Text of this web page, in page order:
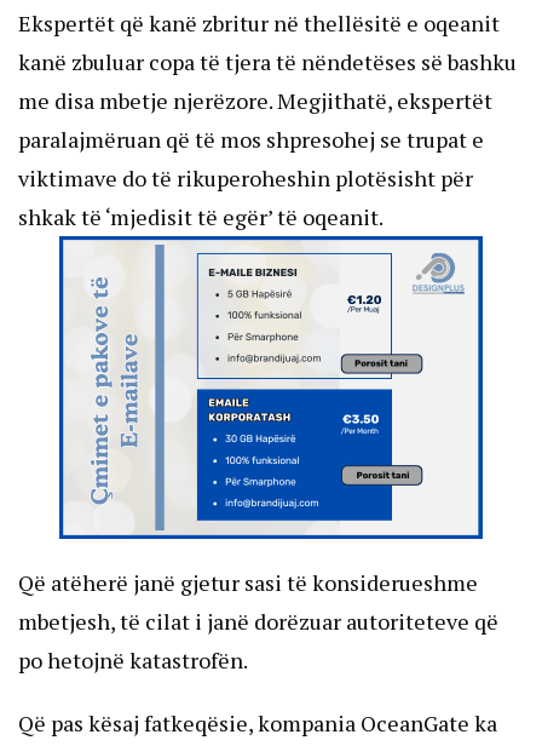
Ekspertët që kanë zbritur në thellësitë e oqeanit
kanë zbuluar copa të tjera të nëndetëses së bashku
me disa mbetje njerëzore. Megjithatë, ekspertët
paralajmëruan që të mos shpresohej se trupat e
viktimave do të rikuperoheshin plotësisht për
shkak të ‘mjedisit të egër’ të oqeanit.
Që atëherë janë gjetur sasi të konsiderueshme
mbetjesh, të cilat i janë dorëzuar autoriteteve që
po hetojnë katastrofën.
Që pas kësaj fatkeqësie, kompania OceanGate ka